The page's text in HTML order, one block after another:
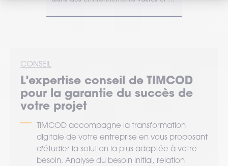
CONSEIL
L’expertise conseil de TIMCOD
pour la garantie du succès de
votre projet
TIMCOD accompagne la transformation
digitale de votre entreprise en vous proposant
d'étudier la solution la plus adaptée à votre
besoin. Analyse du besoin initial, relation